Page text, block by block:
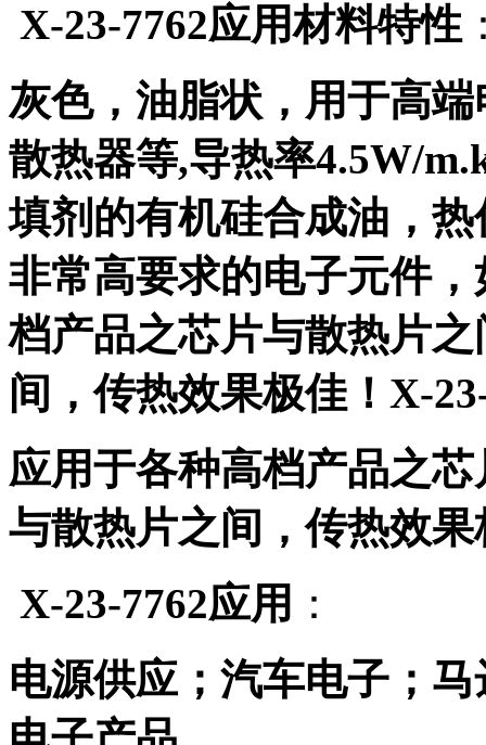
X-23-7762应用材料特性
灰色，油脂状，用于高
散热器等,导热率4.5W/
填剂的有机硅合成油，
非常高要求的电子元件
档产品之芯片与散热片
间，传热效果极佳！ X-
应用于各种高档产品之
与散热片之间，传热效果
X-23-7762应用 ：
电源供应；汽车电子；